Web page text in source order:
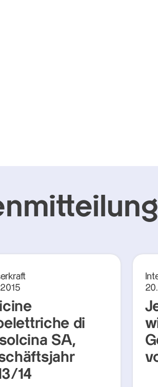
di
SA,
14